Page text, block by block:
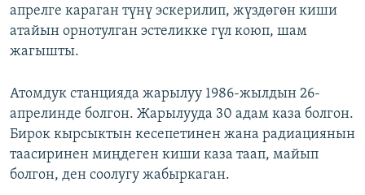
апрелге караган түнү эскерилип, жүздөгөн киши
атайын орнотулган эстеликке гүл коюп, шам
жагышты.
Атомдук станцияда жарылуу 1986-жылдын 26-
апрелинде болгон. Жарылууда 30 адам каза болгон.
Бирок кырсыктын кесепетинен жана радиациянын
таасиринен миңдеген киши каза таап, майып
болгон, ден соолугу жабыркаган.